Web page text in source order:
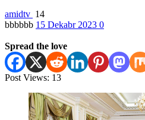
amidtv 14
bbbbbb 15 Dekabr 2023 0
Spread the love
Post Views: 13